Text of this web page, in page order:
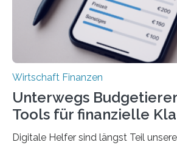
Wirtschaft Finanzen
Unterwegs
Tools für finanzielle
Digitale Helfer sind längst Teil